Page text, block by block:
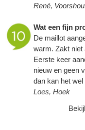
René,
Wat een fijn
De maillot
warm. Zakt niet
Eerste keer
nieuw en geen
dan kan het
Loes, Hoek